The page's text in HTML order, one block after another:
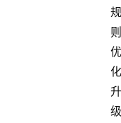
规
则
优
化
升
级